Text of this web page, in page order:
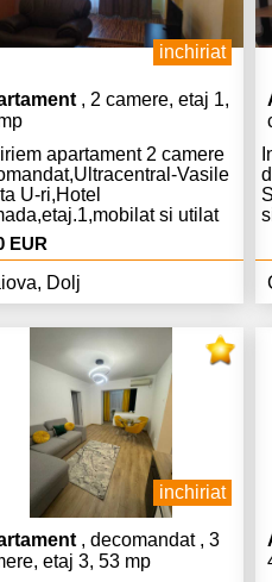
inchiriat
, 2 camere, etaj 1,
apartament 2 camere
Vasile
U-ri,Hotel
si utilat
chiria si 430 Euro garantie.
EUR
Dolj
inchiriat
, decomandat , 3
etaj 3, 53 mp